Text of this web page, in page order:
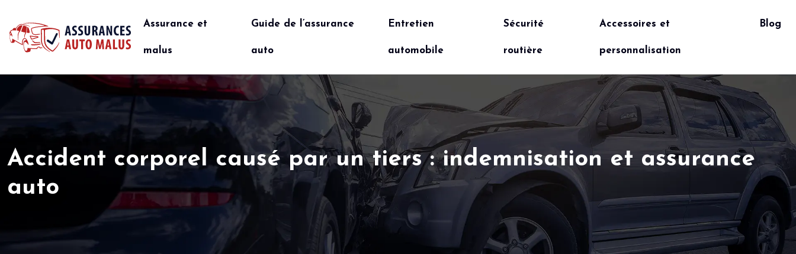
Assurance et
malus
Guide de l’assurance
auto
Entretien
automobile
Sécurité
routière
Accessoires et
personnalisation
Blog
Accident corporel causé par un tiers : indemnisation et assurance
auto